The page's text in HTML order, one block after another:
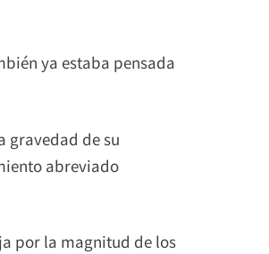
ya estaba pensada
gravedad de su
abreviado
por la magnitud de los